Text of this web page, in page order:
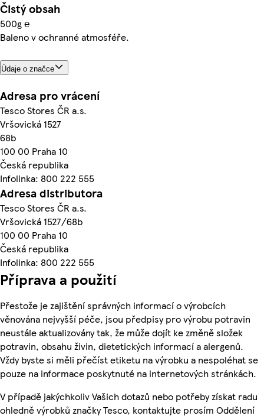
Čistý obsah
500g ℮
Baleno v ochranné atmosféře.
Údaje o značce
Adresa pro vrácení
Tesco Stores ČR a.s.
Vršovická 1527
68b
100 00 Praha 10
Česká republika
Infolinka: 800 222 555
Adresa distributora
Tesco Stores ČR a.s.
Vršovická 1527/68b
100 00 Praha 10
Česká republika
Infolinka: 800 222 555
Příprava a použití
Přestože je zajištění správných informací o výrobcích
věnována nejvyšší péče, jsou předpisy pro výrobu potravin
neustále aktualizovány tak, že může dojít ke změně složek
potravin, obsahu živin, dietetických informací a alergenů.
Vždy byste si měli přečíst etiketu na výrobku a nespoléhat se
pouze na informace poskytnuté na internetových stránkách.
V případě jakýchkoliv Vašich dotazů nebo potřeby získat radu
ohledně výrobků značky Tesco, kontaktujte prosím Oddělení